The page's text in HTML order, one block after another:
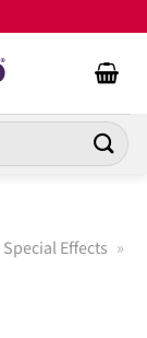
Special Effects »